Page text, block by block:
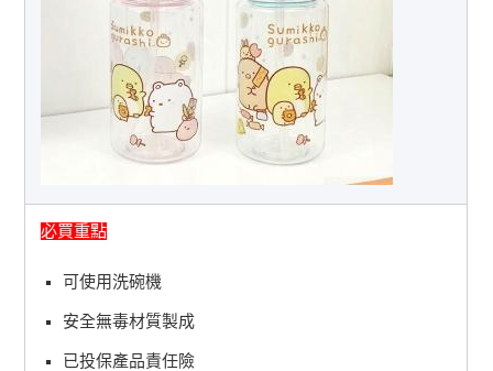
必買重點
可使用洗碗機
安全無毒材質製成
已投保產品責任險